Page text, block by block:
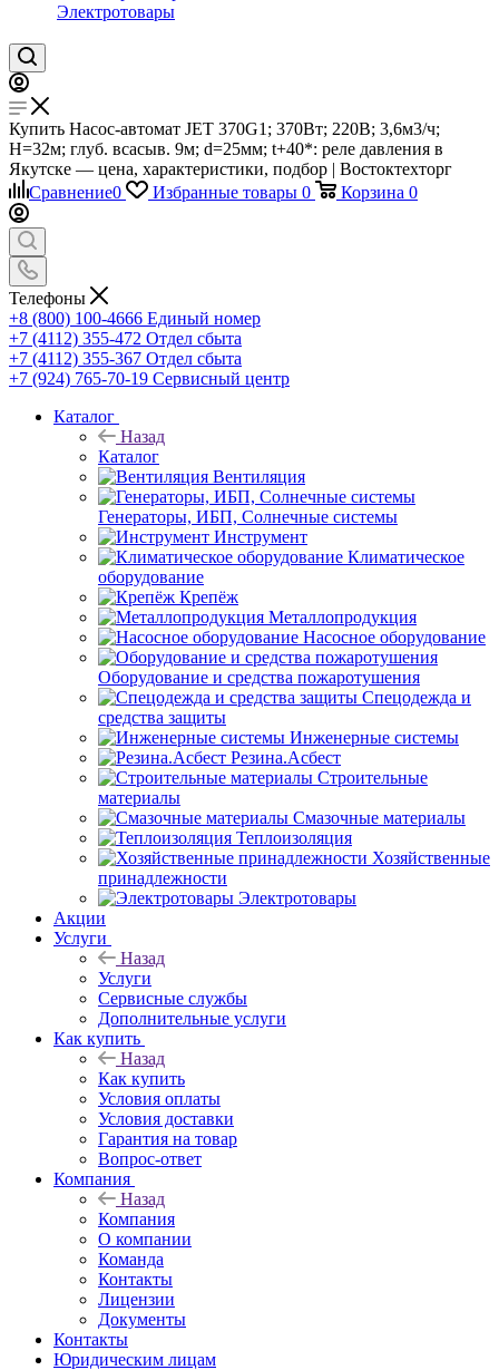
Электротовары
Купить Насос-автомат JET 370G1; 370Вт; 220В; 3,6м3/ч;
H=32м; глуб. всасыв. 9м; d=25мм; t+40*: реле давления в
Якутске — цена, характеристики, подбор | Востоктехторг
Сравнение0 Избранные товары 0 Корзина 0
Телефоны
+8 (800) 100-4666 Единый номер
+7 (4112) 355-472 Отдел сбыта
+7 (4112) 355-367 Отдел сбыта
+7 (924) 765-70-19 Сервисный центр
Каталог
Назад
Каталог
Вентиляция
Генераторы, ИБП, Солнечные системы
Инструмент
Климатическое
оборудование
Крепёж
Металлопродукция
Насосное оборудование
Оборудование и средства пожаротушения
Спецодежда и
средства защиты
Инженерные системы
Резина.Асбест
Строительные
материалы
Смазочные материалы
Теплоизоляция
Хозяйственные
принадлежности
Электротовары
Акции
Услуги
Назад
Услуги
Сервисные службы
Дополнительные услуги
Как купить
Назад
Как купить
Условия оплаты
Условия доставки
Гарантия на товар
Вопрос-ответ
Компания
Назад
Компания
О компании
Команда
Контакты
Лицензии
Документы
Контакты
Юридическим лицам